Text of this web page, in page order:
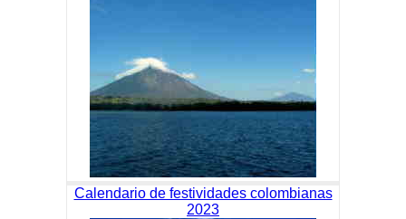
Calendario de festividades colombianas
2023